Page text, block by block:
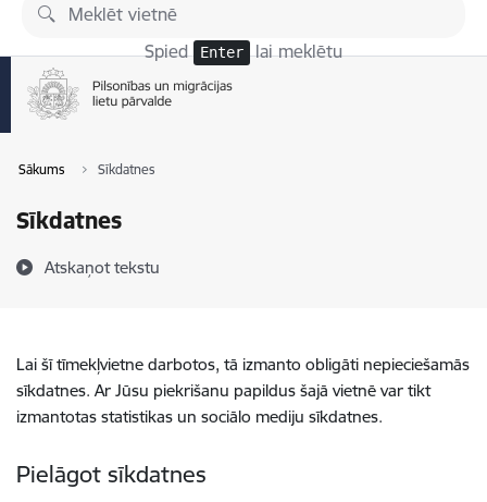
Pāriet uz lapas saturu
Spied Enter lai meklētu
Sākums Sīkdatnes
Sīkdatnes
Atskaņot tekstu
Lai šī tīmekļvietne darbotos, tā izmanto obligāti nepieciešamās
sīkdatnes. Ar Jūsu piekrišanu papildus šajā vietnē var tikt
izmantotas statistikas un sociālo mediju sīkdatnes.
Pielāgot sīkdatnes